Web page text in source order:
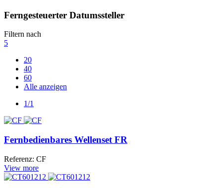
Ferngesteuerter Datumssteller
Filtern nach
5
20
40
60
Alle anzeigen
1/1
Fernbedienbares Wellenset FR
Referenz: CF
View more